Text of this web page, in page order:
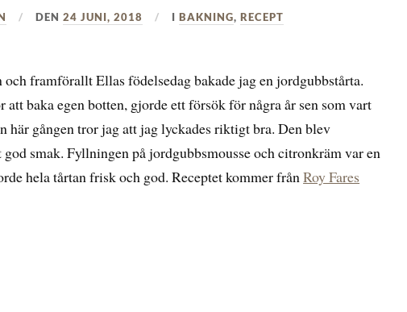
DEN24 JUNI, 2018 IBAKNING,RECEPT
framförallt Ellas födelsedag bakade jag en jordgubbstårta.
baka egen botten, gjorde ett försök för några år sen som vart
här gången tror jag att jag lyckades riktigt bra. Den blev
smak. Fyllningen på jordgubbsmousse och citronkräm var en
hela tårtan frisk och god. Receptet kommer frånRoy Fares